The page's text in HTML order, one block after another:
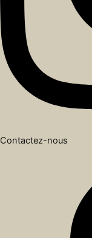
Contactez-nous